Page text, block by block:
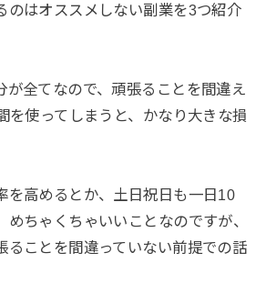
のはオススメしない副業を3つ紹介
が全てなので、頑張ることを間違え
を使ってしまうと、かなり大きな損
を高めるとか、土日祝日も一日10
めちゃくちゃいいことなのですが、
ることを間違っていない前提での話